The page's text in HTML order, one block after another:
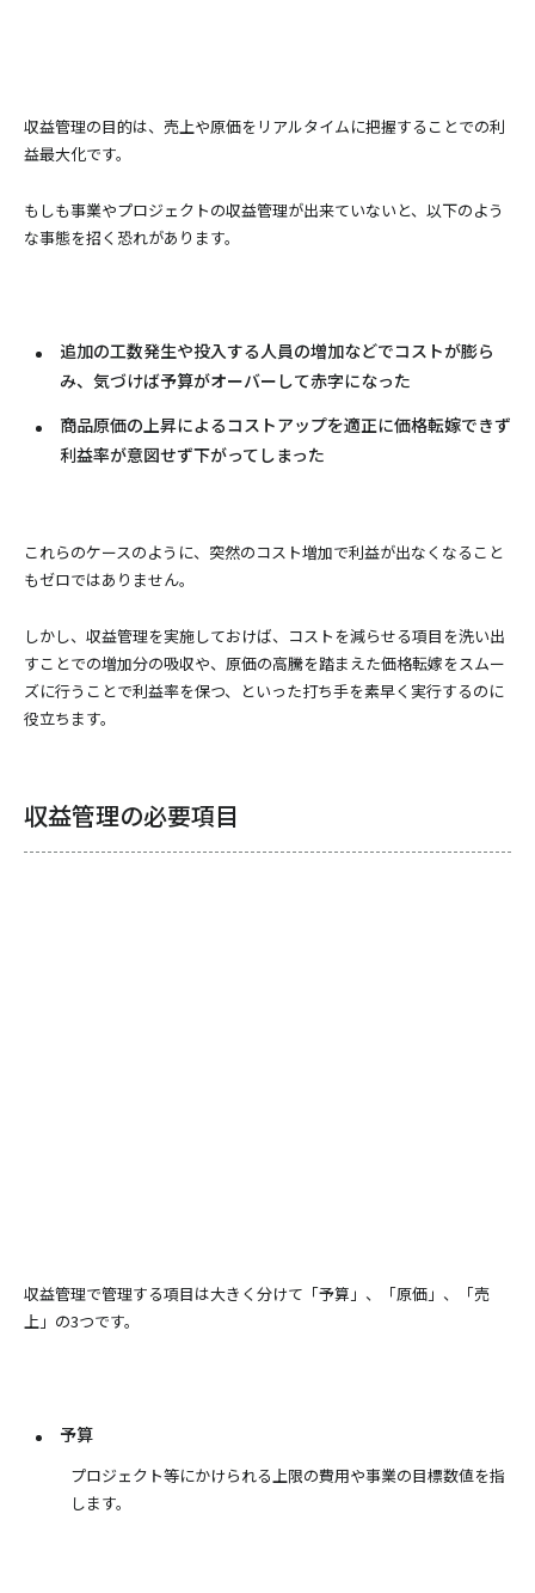
収益管理の目的は、売上や原価をリアルタイムに把握することでの利
益最大化です。
もしも事業やプロジェクトの収益管理が出来ていないと、以下のよう
な事態を招く恐れがあります。
追加の工数発生や投入する人員の増加などでコストが膨ら
み、気づけば予算がオーバーして赤字になった
商品原価の上昇によるコストアップを適正に価格転嫁できず
利益率が意図せず下がってしまった
これらのケースのように、突然のコスト増加で利益が出なくなること
もゼロではありません。
しかし、収益管理を実施しておけば、コストを減らせる項目を洗い出
すことでの増加分の吸収や、原価の高騰を踏まえた価格転嫁をスムー
ズに行うことで利益率を保つ、といった打ち手を素早く実行するのに
役立ちます。
収益管理の必要項目
収益管理で管理する項目は大きく分けて「予算」、「原価」、「売
上」の3つです。
予算
プロジェクト等にかけられる上限の費用や事業の目標数値を指
します。